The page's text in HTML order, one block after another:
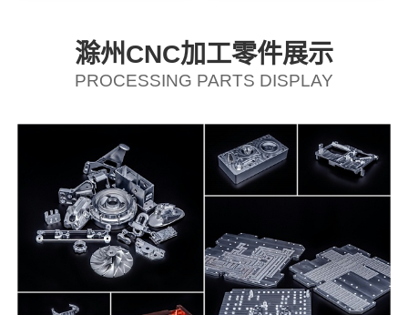
滁州CNC加工零件展示
PROCESSING PARTS DISPLAY